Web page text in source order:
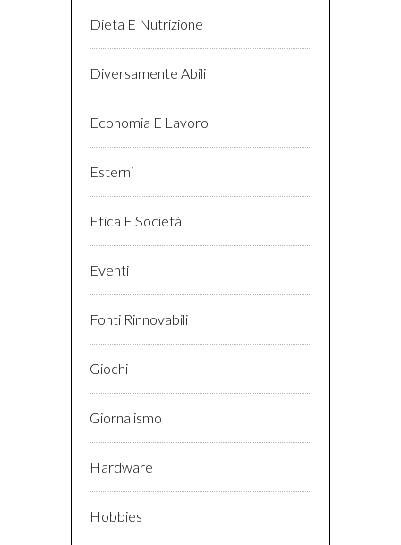
Dieta E Nutrizione
Diversamente Abili
Economia E Lavoro
Esterni
Etica E Società
Eventi
Fonti Rinnovabili
Giochi
Giornalismo
Hardware
Hobbies